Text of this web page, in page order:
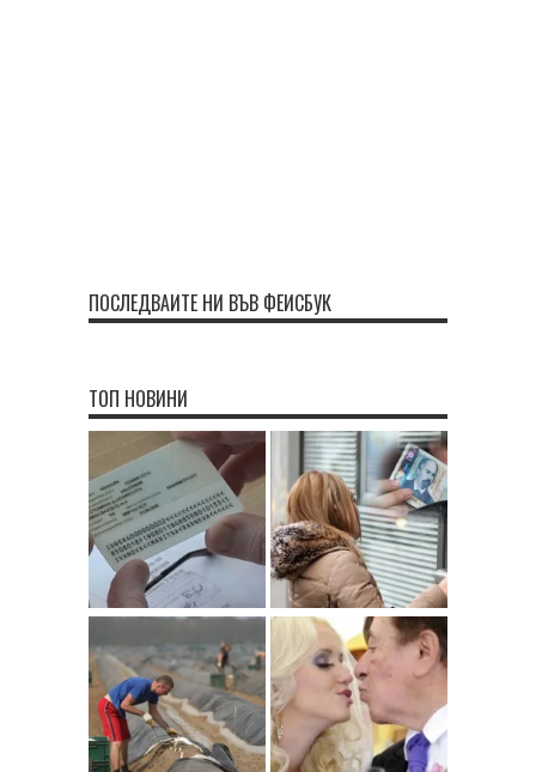
ПОСЛЕДВАЙТЕ НИ ВЪВ ФЕЙСБУК
ТОП НОВИНИ